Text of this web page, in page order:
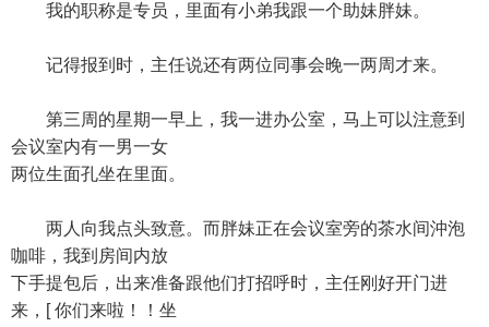
我的职称是专员，里面有小弟我跟一个助妹胖妹。
记得报到时，主任说还有两位同事会晚一两周才来。
第三周的星期一早上，我一进办公室，马上可以注意到
会议室内有一男一女
两位生面孔坐在里面。
两人向我点头致意。而胖妹正在会议室旁的茶水间沖泡
咖啡，我到房间内放
下手提包后，出来准备跟他们打招呼时，主任刚好开门进
来，[ 你们来啦！！坐